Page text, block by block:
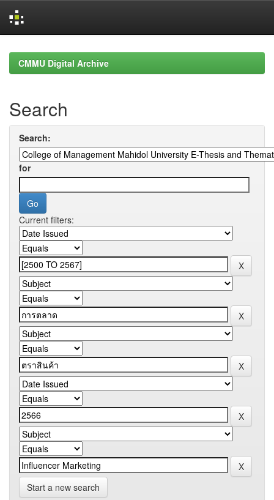
navigationCMMU Digital Archive
Search
Search:
for
Current filters:
Start a new search